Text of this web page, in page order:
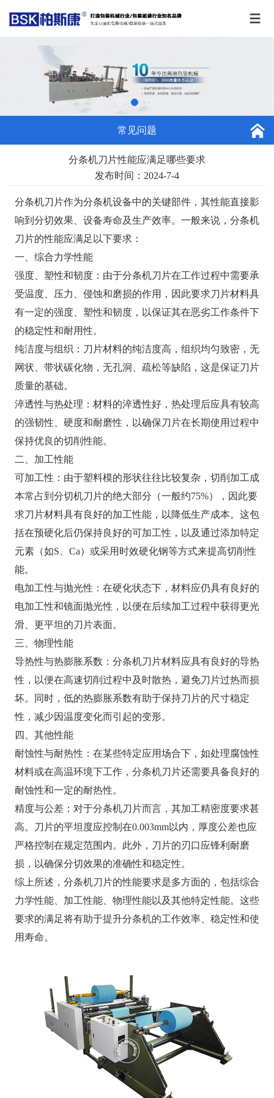
常见问题
分条机刀片性能应满足哪些要求
发布时间：2024-7-4
分条机刀片作为分条机设备中的关键部件，其性能直接影
响到分切效果、设备寿命及生产效率。一般来说，分条机
刀片的性能应满足以下要求：
一、综合力学性能
强度、塑性和韧度：由于分条机刀片在工作过程中需要承
受温度、压力、侵蚀和磨损的作用，因此要求刀片材料具
有一定的强度、塑性和韧度，以保证其在恶劣工作条件下
的稳定性和耐用性。
纯洁度与组织：刀片材料的纯洁度高，组织均匀致密，无
网状、带状碳化物，无孔洞、疏松等缺陷，这是保证刀片
质量的基础。
淬透性与热处理：材料的淬透性好，热处理后应具有较高
的强韧性、硬度和耐磨性，以确保刀片在长期使用过程中
保持优良的切削性能。
二、加工性能
可加工性：由于塑料模的形状往往比较复杂，切削加工成
本常占到分切机刀片的绝大部分（一般约75%），因此要
求刀片材料具有良好的加工性能，以降低生产成本。这包
括在预硬化后仍保持良好的可加工性，以及通过添加特定
元素（如S、Ca）或采用时效硬化钢等方式来提高切削性
能。
电加工性与抛光性：在硬化状态下，材料应仍具有良好的
电加工性和镜面抛光性，以便在后续加工过程中获得更光
滑、更平坦的刀片表面。
三、物理性能
导热性与热膨胀系数：分条机刀片材料应具有良好的导热
性，以便在高速切削过程中及时散热，避免刀片过热而损
坏。同时，低的热膨胀系数有助于保持刀片的尺寸稳定
性，减少因温度变化而引起的变形。
四、其他性能
耐蚀性与耐热性：在某些特定应用场合下，如处理腐蚀性
材料或在高温环境下工作，分条机刀片还需要具备良好的
耐蚀性和一定的耐热性。
精度与公差：对于分条机刀片而言，其加工精密度要求甚
高。刀片的平坦度应控制在0.003mm以内，厚度公差也应
严格控制在规定范围内。此外，刀片的刃口应锋利耐磨
损，以确保分切效果的准确性和稳定性。
综上所述，分条机刀片的性能要求是多方面的，包括综合
力学性能、加工性能、物理性能以及其他特定性能。这些
要求的满足将有助于提升分条机的工作效率、稳定性和使
用寿命。